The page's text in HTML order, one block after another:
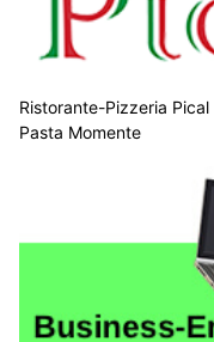
Ristorante-Pizzeria Pical
Pasta Momente